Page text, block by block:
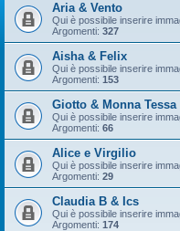
Aria & Vento
Qui è possibile inserire
Argomenti: 327
Aisha & Felix
Qui è possibile inserire
Argomenti: 153
Giotto & Monna Tessa
Qui è possibile inserire
Argomenti: 66
Alice e Virgilio
Qui è possibile inserire
Argomenti: 29
Claudia B & Ics
Qui è possibile inserire
Argomenti: 174